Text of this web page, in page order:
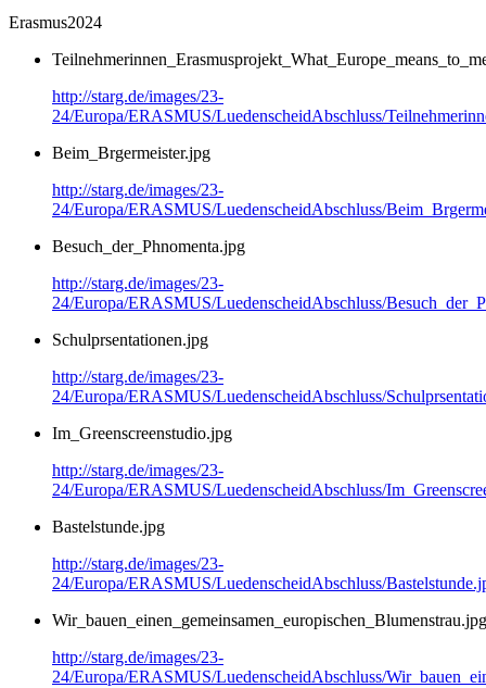
Erasmus2024
http://starg.de/images/23-
24/Europa/ERASMUS/LuedenscheidAbschluss/
Beim_Brgermeister.jpg
http://starg.de/images/23-
24/Europa/ERASMUS/LuedenscheidAbschluss/
Besuch_der_Phnomenta.jpg
http://starg.de/images/23-
24/Europa/ERASMUS/LuedenscheidAbschluss/
Schulprsentationen.jpg
http://starg.de/images/23-
24/Europa/ERASMUS/LuedenscheidAbschluss/
Im_Greenscreenstudio.jpg
http://starg.de/images/23-
24/Europa/ERASMUS/LuedenscheidAbschluss/
Bastelstunde.jpg
http://starg.de/images/23-
24/Europa/ERASMUS/LuedenscheidAbschluss/
Wir_bauen_einen_gemeinsamen_europischen_Blumenstrau.jpg
http://starg.de/images/23-
24/Europa/ERASMUS/LuedenscheidAbschluss/